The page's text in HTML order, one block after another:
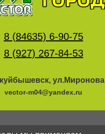
8 (84635) 6-90-75
8 (927) 267-84-53
vector-m04@yandex.ru